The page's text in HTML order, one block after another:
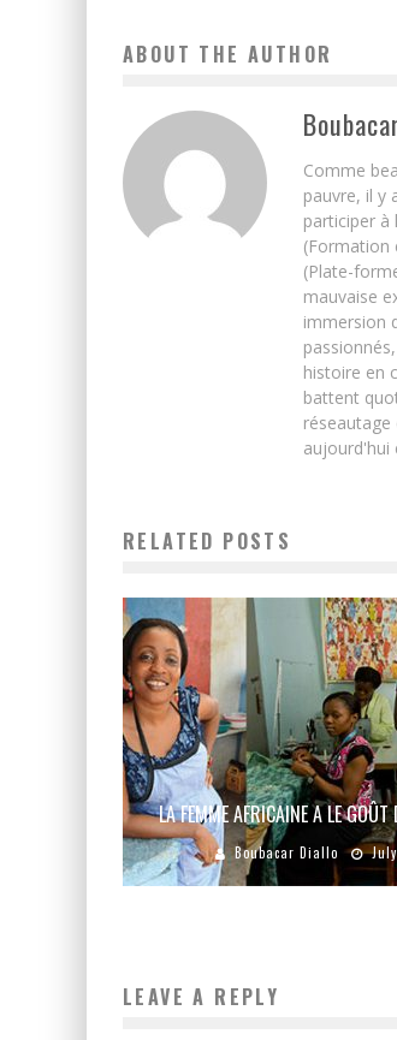
ABOUT THE AUTHOR
Comme
pauvre, il y
participer à
(Formation
(Plate-
mauvaise
immersion
histoire en
battent
aujourd'hui
RELATED POSTS
LA FEMME AFRICAINE A LE GOÛT
Boubacar Diallo
LEAVE A REPLY